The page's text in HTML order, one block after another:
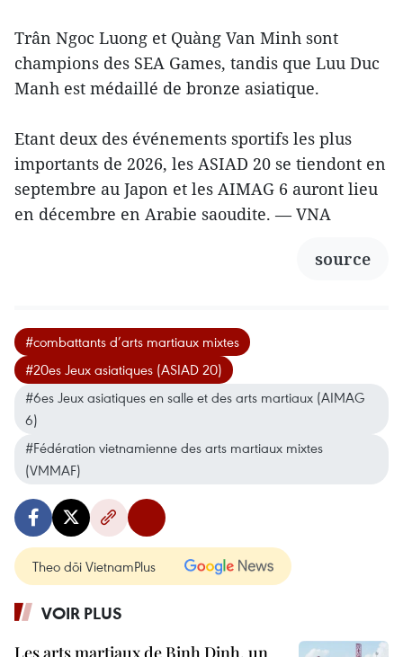
Trân Ngoc Luong et Quàng Van Minh sont
champions des SEA Games, tandis que Luu Duc
Manh est médaillé de bronze asiatique.
Etant deux des événements sportifs les plus
importants de 2026, les ASIAD 20 se tiendont en
septembre au Japon et les AIMAG 6 auront lieu
en décembre en Arabie saoudite. — VNA
source
#combattants d’arts martiaux mixtes
#20es Jeux asiatiques (ASIAD 20)
#6es Jeux asiatiques en salle et des arts martiaux (AIMAG
6)
#Fédération vietnamienne des arts martiaux mixtes
(VMMAF)
Theo dõi VietnamPlus
VOIR PLUS